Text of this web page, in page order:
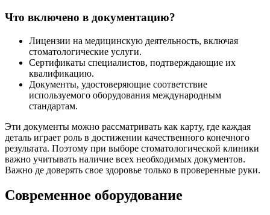
Что включено в документацию?
Лицензии на медицинскую деятельность, включая
стоматологические услуги.
Сертификаты специалистов, подтверждающие их
квалификацию.
Документы, удостоверяющие соответствие
используемого оборудования международным
стандартам.
Эти документы можно рассматривать как карту, где каждая
деталь играет роль в достижении качественного конечного
результата. Поэтому при выборе стоматологической клиники
важно учитывать наличие всех необходимых документов.
Важно де доверять свое здоровье только в проверенные руки.
Современное оборудование